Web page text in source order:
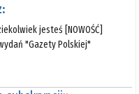
jesteś [NOWOŚĆ]
"Gazety Polskiej"